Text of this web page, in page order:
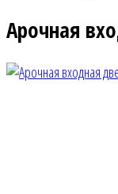
Арочная